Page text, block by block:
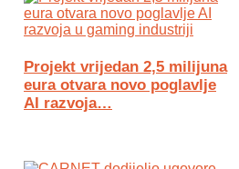
Projekt vrijedan 2,5 milijuna
eura otvara novo poglavlje
AI razvoja…